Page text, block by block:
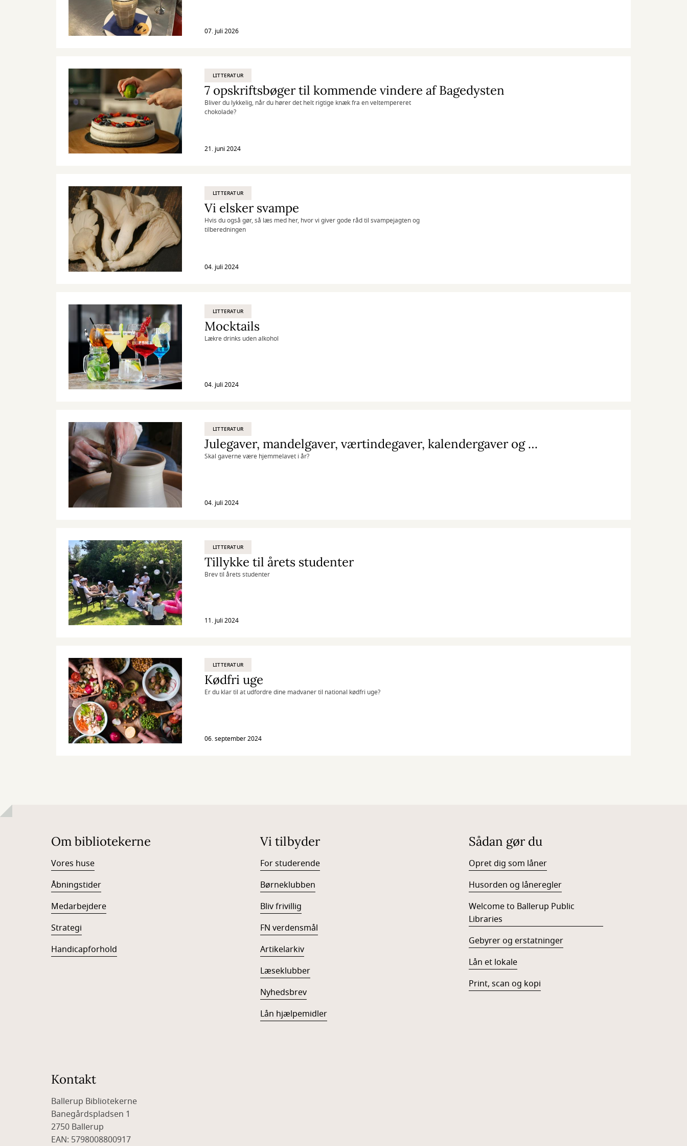
07. juli 2026
LITTERATUR
7 opskriftsbøger til kommende vindere af Bagedysten
Bliver du lykkelig, når du hører det helt rigtige knæk fra en veltempereret
chokolade?
21. juni 2024
LITTERATUR
Vi elsker svampe
Hvis du også gør, så læs med her, hvor vi giver gode råd til svampejagten og
tilberedningen
04. juli 2024
LITTERATUR
Mocktails
Lækre drinks uden alkohol
04. juli 2024
LITTERATUR
Julegaver, mandelgaver, værtindegaver, kalendergaver og pakkelegsgaver – det er gavetid!
Skal gaverne være hjemmelavet i år?
04. juli 2024
LITTERATUR
Tillykke til årets studenter
Brev til årets studenter
11. juli 2024
LITTERATUR
Kødfri uge
Er du klar til at udfordre dine madvaner til national kødfri uge?
06. september 2024
Om bibliotekerne
Vores huse
Åbningstider
Medarbejdere
Strategi
Handicapforhold
Vi tilbyder
For studerende
Børneklubben
Bliv frivillig
FN verdensmål
Artikelarkiv
Læseklubber
Nyhedsbrev
Lån hjælpemidler
Sådan gør du
Opret dig som låner
Husorden og låneregler
Welcome to Ballerup Public
Libraries
Gebyrer og erstatninger
Lån et lokale
Print, scan og kopi
Kontakt
Ballerup Bibliotekerne
Banegårdspladsen 1
2750 Ballerup
EAN: 5798008800917